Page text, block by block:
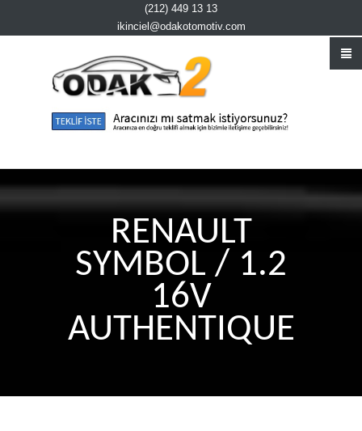
(212) 449 13 13
ikinciel@odakotomotiv.com
RENAULT
SYMBOL / 1.2
16V
AUTHENTIQUE